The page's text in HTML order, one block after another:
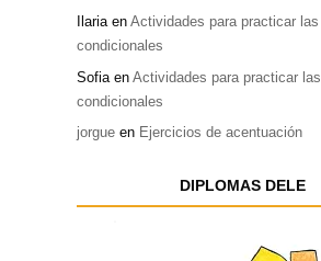
IlariaenActividades para practicar las
condicionales
Sofia enActividades para practicar las
condicionales
jorgue en Ejercicios de acentuación
DIPLOMAS DELE